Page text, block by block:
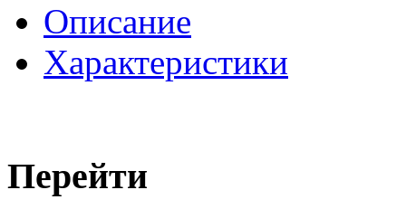
Описание
Характеристики
Перейти